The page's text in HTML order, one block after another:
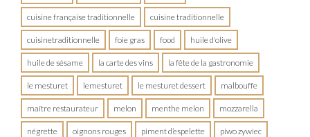
cuisine française traditionnelle cuisine traditionnelle
cuisinetraditionnelle foie gras food huile d'olive
huile de sésame la carte des vins la fête de la gastronomie
le mesturet lemesturet le mesturet dessert malbouffe
maître restaurateur melon menthe melon mozzarella
négrette oignons rouges piment d’espelette piwo zywiec